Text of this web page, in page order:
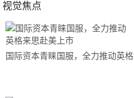
视觉焦点
国际资本青睐国服，全力推动英格